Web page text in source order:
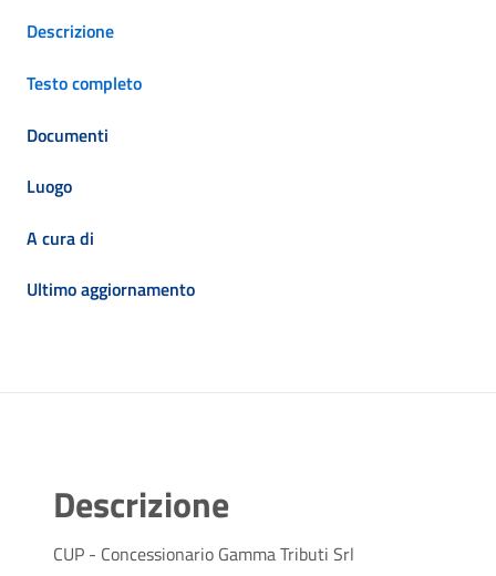
Descrizione
Testo completo
Documenti
Luogo
A cura di
Ultimo aggiornamento
Descrizione
CUP - Concessionario Gamma Tributi Srl